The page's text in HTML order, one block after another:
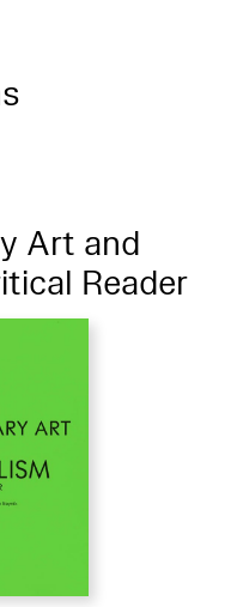
Art and
Reader